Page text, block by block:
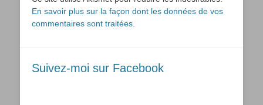
En savoir plus sur la façon dont les données de vos
commentaires sont traitées
Suivez-moi sur Facebook